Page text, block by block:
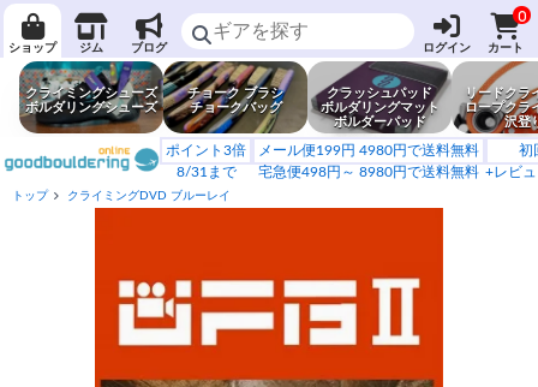
ショップ ジム ブログ ログイン
0
カート
クライミングシューズ
ボルダリングシューズ
チョーク ブラシ
チョークバッグ
クラッシュパッド
ボルダリングマット
ボルダーパッド
リードクラ
ロープクラ
沢登
ポイント3倍
8/31まで
メール便199円 4980円で送料無料
宅急便498円～ 8980円で送料無料
初
+レビ
トップ クライミングDVD ブルーレイ